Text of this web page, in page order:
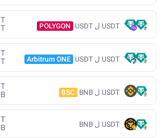
USDT ل USDT POLYGON
USDT ل USDT Arbitrum ONE
USDT ل BNB BSC
USDT ل BNB